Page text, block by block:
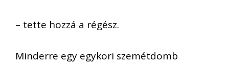
– tette hozzá a régész.
Minderre egy egykori szemétdomb